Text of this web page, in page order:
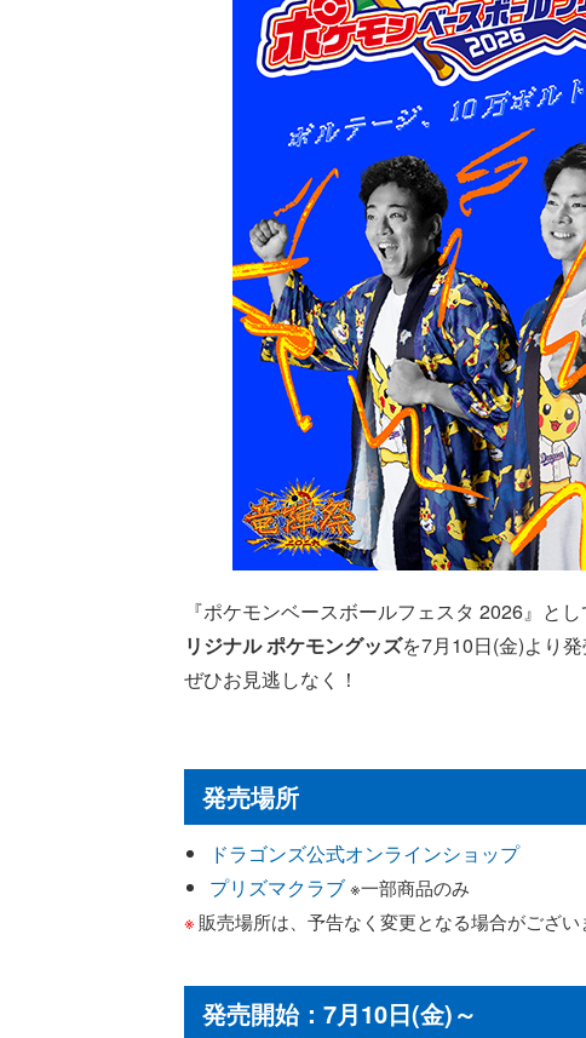
『ポケモンベースボールフェスタ 2026』と
リジナル ポケモングッズを7月10日(金)より発
ぜひお見逃しなく！
発売場所
ドラゴンズ公式オンラインショップ
プリズマクラブ ※一部商品のみ
販売場所は、予告なく変更となる場合がござ
発売開始：7月10日(金)～